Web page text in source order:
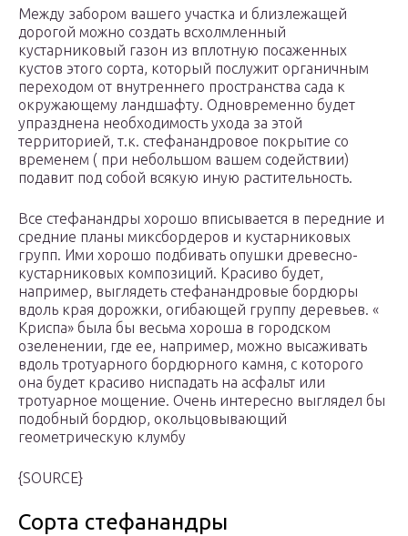
Между забором вашего участка и близлежащей
дорогой можно создать всхолмленный
кустарниковый газон из вплотную посаженных
кустов этого сорта, который послужит органичным
переходом от внутреннего пространства сада к
окружающему ландшафту. Одновременно будет
упразднена необходимость ухода за этой
территорией, т.к. стефанандровое покрытие со
временем ( при небольшом вашем содействии)
подавит под собой всякую иную растительность.
Все стефанандры хорошо вписывается в передние и
средние планы миксбордеров и кустарниковых
групп. Ими хорошо подбивать опушки древесно-
кустарниковых композиций. Красиво будет,
например, выглядеть стефанандровые бордюры
вдоль края дорожки, огибающей группу деревьев. «
Криспа» была бы весьма хороша в городском
озеленении, где ее, например, можно высаживать
вдоль тротуарного бордюрного камня, с которого
она будет красиво ниспадать на асфальт или
тротуарное мощение. Очень интересно выглядел бы
подобный бордюр, окольцовывающий
геометрическую клумбу
{SOURCE}
Сорта стефанандры